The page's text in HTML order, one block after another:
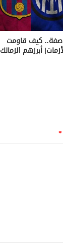
كيف قاومت
أبرزهم الزمالك
*